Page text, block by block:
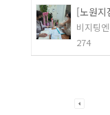
[노원지
비지팅
274